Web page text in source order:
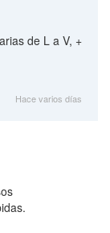
de L a V, +
Hace varios días